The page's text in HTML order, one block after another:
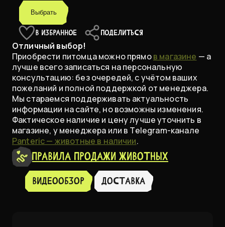
Выбрать
В ИЗБРАННОЕ ПОДЕЛИТЬСЯ
Отличный выбор!
Приобрести питомца можно прямов магазине — а
лучше всего записаться на персональную
консультацию: без очередей, с учётом ваших
пожеланий и полной поддержкой от менеджера.
Мы стараемся поддерживать актуальность
информации на сайте, но возможны изменения.
Фактическое наличие и цену лучше уточнить в
магазине, у менеджера или в Telegram-канале
Panteric — животные в наличии.
Правила продажи животных
Видеообзор доставка